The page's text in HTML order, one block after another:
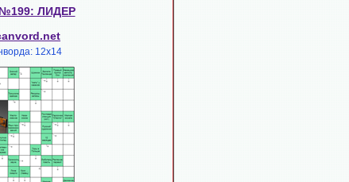
ЛИДЕР
12х14